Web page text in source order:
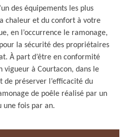
des équipements les plus
chaleur et du confort à votre
en l’occurrence le ramonage,
la sécurité des propriétaires
À part d’être en conformité
vigueur à Courtacon, dans le
de préserver l’efficacité du
de poêle réalisé par un
une fois par an.